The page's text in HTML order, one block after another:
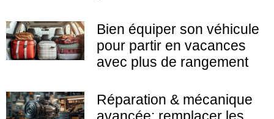
Bien équiper son véhicule
pour partir en vacances
avec plus de rangement
Réparation & mécanique